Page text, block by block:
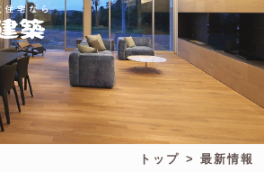
トップ 最新情報